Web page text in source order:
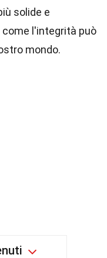
solide e
l'integrità può
mondo.